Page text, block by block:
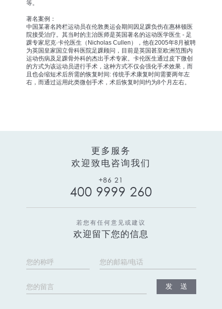
等。
著名案例：
中国某著名跨栏运动员在伦敦奥运会期间因足踝负伤在惠林顿医
院接受治疗。其当时的主治医师是英国著名的运动医学医生 - 足
踝专家尼克·卡伦医生（Nicholas Cullen），他在2005年8月被聘
为英国皇家国立骨科医院足踝顾问，目前是英国甚至欧洲范围内
运动伤病及足踝骨外科的杰出手术专家。卡伦医生通过皮下微创
的方式为该运动员进行手术，这种方式不仅会强化手术效果，而
且也会缩短术后所需的恢复时间: 传统手术康复时间需要两年左
右，而通过运用此类微创手术，术后恢复时间约为8个月左右。
更多服务
欢迎致电咨询我们
+86 21
400 9999 260
若您有任何意见或建议
欢迎留下您的信息